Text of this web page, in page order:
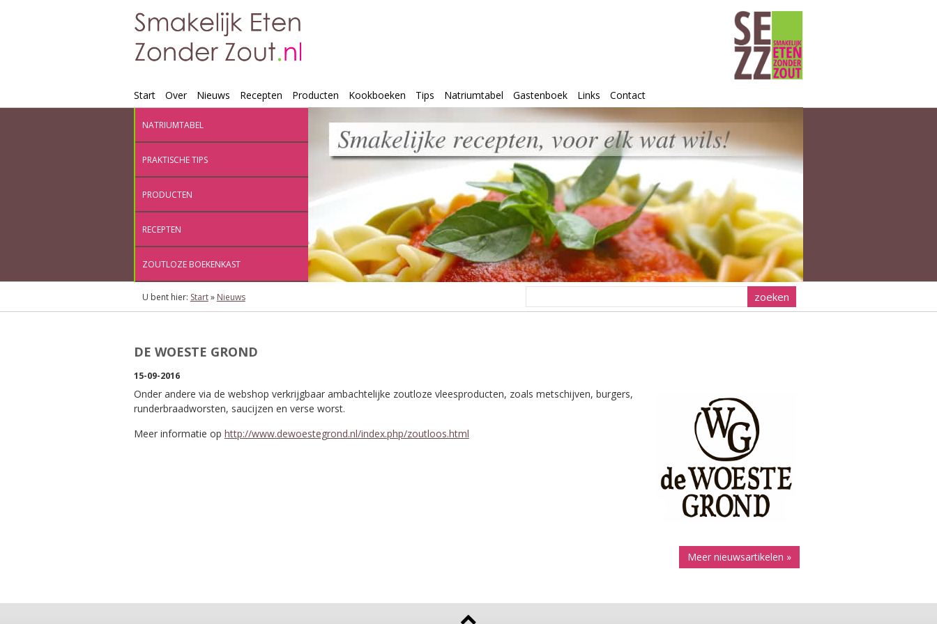
Start Over Nieuws Recepten Producten Kookboeken Tips Natriumtabel Gastenboek Links Contact
NATRIUMTABEL
PRAKTISCHE TIPS
PRODUCTEN
RECEPTEN
ZOUTLOZE BOEKENKAST
U bent hier: Start» Nieuws
DE WOESTE GROND
15-09-2016
Onder andere via de webshop verkrijgbaar ambachtelijke zoutloze vleesproducten, zoals metschijven, burgers,
runderbraadworsten, saucijzen en verse worst.
Meer informatie op http://www.dewoestegrond.nl/index.php/zoutloos.html
Meer nieuwsartikelen »